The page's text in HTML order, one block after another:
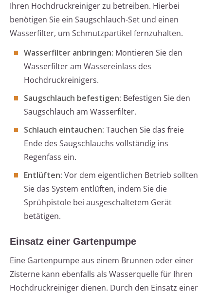
Ihren Hochdruckreiniger zu betreiben. Hierbei
benötigen Sie ein Saugschlauch-Set und einen
Wasserfilter, um Schmutzpartikel fernzuhalten.
Wasserfilter anbringen: Montieren Sie den
Wasserfilter am Wassereinlass des
Hochdruckreinigers.
Saugschlauch befestigen: Befestigen Sie den
Saugschlauch am Wasserfilter.
Schlauch eintauchen: Tauchen Sie das freie
Ende des Saugschlauchs vollständig ins
Regenfass ein.
Entlüften: Vor dem eigentlichen Betrieb sollten
Sie das System entlüften, indem Sie die
Sprühpistole bei ausgeschaltetem Gerät
betätigen.
Einsatz einer Gartenpumpe
Eine Gartenpumpe aus einem Brunnen oder einer
Zisterne kann ebenfalls als Wasserquelle für Ihren
Hochdruckreiniger dienen. Durch den Einsatz einer